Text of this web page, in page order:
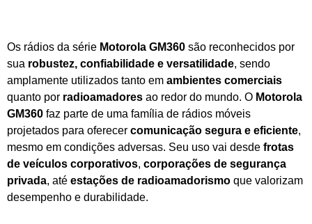
Os rádios da série Motorola GM360 são reconhecidos por
sua robustez, confiabilidade e versatilidade, sendo
amplamente utilizados tanto em ambientes comerciais
quanto por radioamadores ao redor do mundo. O Motorola
GM360 faz parte de uma família de rádios móveis
projetados para oferecer comunicação segura e eficiente,
mesmo em condições adversas. Seu uso vai desde frotas
de veículos corporativos, corporações de segurança
privada, até estações de radioamadorismo que valorizam
desempenho e durabilidade.